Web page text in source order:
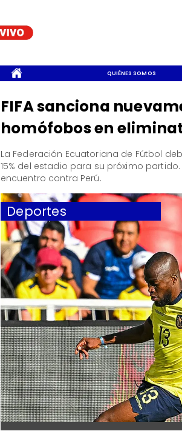
QUIÉNES SOMOS
Deportes
FIFA sanciona
homófobos en
​La Federación Ecuatoriana de Fútbol
15% del estadio para su próximo
encuentro contra Perú.